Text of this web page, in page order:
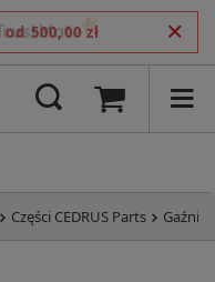
od 500,00 zł
Części CEDRUS Parts Gaźnik